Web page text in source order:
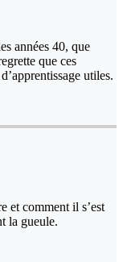
années 40, que
que ces
utiles.
et comment il s’est
la gueule.